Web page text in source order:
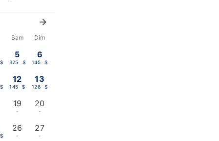
Sam Dim
5
325 $
6
145 $
12
145 $
13
126 $
19
-
20
-
26
-
27
-